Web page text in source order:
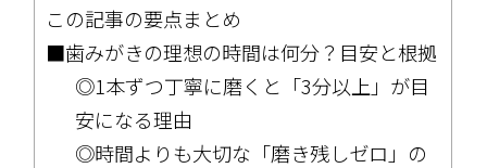
この記事の要点まとめ
■歯みがきの理想の時間は何分？目安と根拠
◎1本ずつ丁寧に磨くと「3分以上」が目
安になる理由
◎時間よりも大切な「磨き残しゼロ」の